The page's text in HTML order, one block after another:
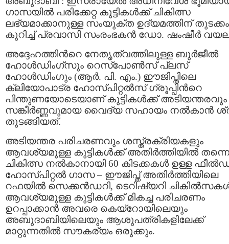
ഗാസയില്‍ പരിക്കേറ്റ കുട്ടികൾക്ക് ചികിത്സ
ലഭ്യമാക്കാനുള്ള സംയുക്ത ഉദ്യമത്തിന് തുടക്കം
കുറിച്ച് പ്രവാസി സംരംഭകൻ ഡോ. ഷംഷീർ
അദ്ദേഹത്തിന്‍റെ നേതൃത്വത്തിലുള്ള ബുർജീൽ
ഹോൾഡിംഗ്‌സും റെസ്‌പോൺസ് പ്ലസ്
ഹോൾഡിംഗും (ആർ. പി. എം.) ഈജിപ്തിലെ
ക്ലിയോപാട്ര ഹോസ്പിറ്റൽസ് ഗ്രൂപ്പിന്‍റെ
പിന്തുണയോടെയാണ് കുട്ടികൾക്ക് അടിയന്തരവും
സങ്കീർണ്ണവുമായ വൈദ്യ സഹായം നൽകാൻ
തുടങ്ങിയത്.
അടിയന്തര പരിചരണവും ശസ്ത്രക്രിയകളും
ആവശ്യമുള്ള കുട്ടികൾക്ക് അതിർത്തിയിൽ തന്നെ
ചികിത്സ നൽകാനായി 60 കിടക്കകള്‍ ഉള്ള
ഹോസ്പിറ്റൽ ഗാസ – ഈജിപ്ത് അതിർത്തിയിലെ
റഫയിൽ സെക്കൻഡറി, ടെറിഷ്യറി
ആവശ്യമുള്ള കുട്ടികൾക്ക് മികച്ച പരിചരണം
ഉറപ്പാക്കാൻ അവരെ കെയ്‌റോയിലെയും
അബുദാബിയിലെയും ആശുപത്രികളിലേക്ക്
മാറ്റുന്നതില്‍ സൗകര്യം ഒരുക്കും.